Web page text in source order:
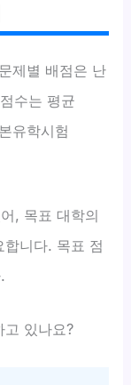
제별 배점은 난
수는 평균
유학시험
, 목표 대학의
니다. 목표 점
고 있나요?